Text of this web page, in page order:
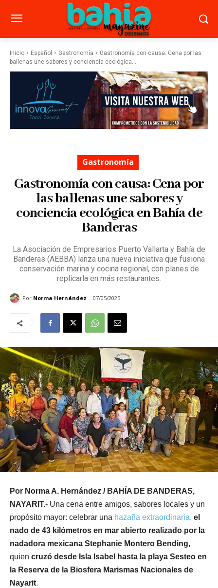
Inicio Español Gastronomía
Gastronomía con causa: Cena por las
ballenas une sabores y conciencia ecológica...
Gastronomía
Gastronomía con causa: Cena por
las ballenas une sabores y
conciencia ecológica en Bahía de
Banderas
La Asociación de Empresarios Puerto Vallarta y Bahía de
Banderas (AEBBA) lanza una nueva iniciativa que fusiona
conservación marina y cocina regional, con planes de
replicarla en más restaurantes.
Por Norma Hernández 07/05/2025
Por Norma A. Hernández / BAHÍA DE BANDERAS,
NAYARIT.- Una cena entre amigos, sabores locales y un
propósito mayor: celebrar una hazaña extraordinaria, el
nado de 43 kilómetros en mar abierto realizado por la
nadadora mexicana Stephanie Montero Bending,
quien cruzó desde Isla Isabel hasta la playa Sesteo en
la Reserva de la Biosfera Marismas Nacionales de
Nayarit.